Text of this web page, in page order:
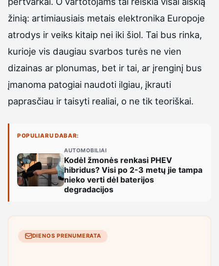
žinią: artimiausiais metais elektronika Europoje
atrodys ir veiks kitaip nei iki šiol. Tai bus rinka,
kurioje vis daugiau svarbos turės ne vien
dizainas ar plonumas, bet ir tai, ar įrenginį bus
įmanoma patogiai naudoti ilgiau, įkrauti
paprasčiau ir taisyti realiai, o ne tik teoriškai.
POPULIARU DABAR:
AUTOMOBILIAI
Kodėl žmonės renkasi PHEV
hibridus? Visi po 2-3 metų jie tampa
nieko verti dėl baterijos
degradacijos
DIENOS PRENUMERATA